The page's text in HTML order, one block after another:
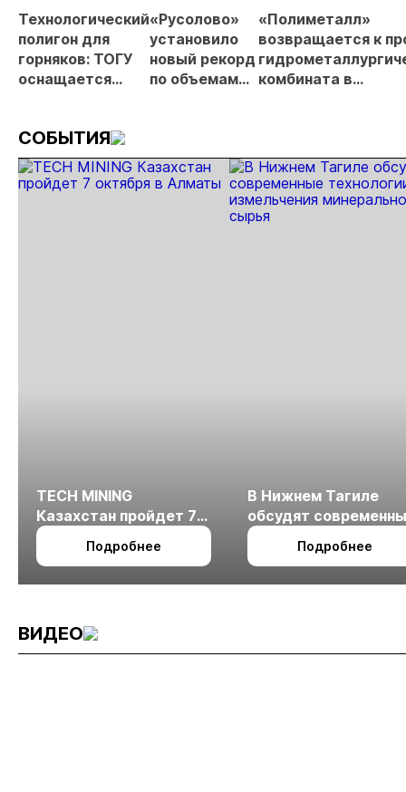
Технологический
полигон для
горняков: ТОГУ
оснащается
отечественного
производства
«Русолово»
установило
новый рекорд
по объемам
«Полиметалл»
возвращается к
комбината в
СОБЫТИЯ
TECH MINING
Казахстан пройдет 7
октября в Алматы
Подробнее
В Нижнем Тагиле
обсудят
технологии
измельчения
Подробнее
ВИДЕО